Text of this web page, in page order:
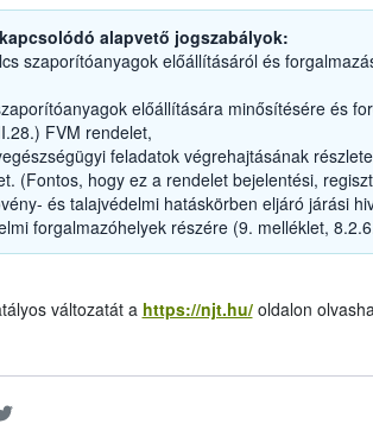
alapvető jogszabályok:
szaporítóanyagok előállításáról és
előállítására minősítésére és
FVM rendelet,
feladatok végrehajtásának
(Fontos, hogy ez a rendelet bejelentési,
és talajvédelmi hatáskörben eljáró járási
forgalmazóhelyek részére (9. melléklet,
változatát a https://njt.hu/oldalon